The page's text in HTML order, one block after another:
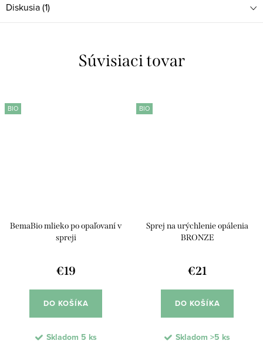
Diskusia (1)
Súvisiaci tovar
BIO
BemaBio mlieko po opaľovaní v
spreji
€19
DO KOŠÍKA
Skladom 5 ks
BIO
Sprej na urýchlenie opálenia
BRONZE
€21
DO KOŠÍKA
Skladom >5 ks